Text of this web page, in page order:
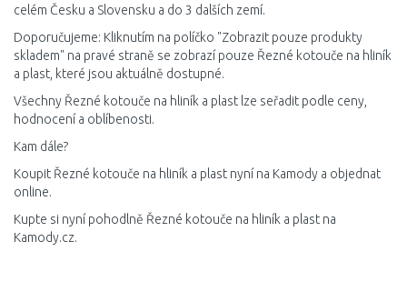
celém Česku a Slovensku a do 3 dalších zemí.
Doporučujeme: Kliknutím na políčko "Zobrazit pouze produkty
skladem" na pravé straně se zobrazí pouze Řezné kotouče na hliník
a plast, které jsou aktuálně dostupné.
Všechny Řezné kotouče na hliník a plast lze seřadit podle ceny,
hodnocení a oblíbenosti.
Kam dále?
Koupit Řezné kotouče na hliník a plast nyní na Kamody a objednat
online.
Kupte si nyní pohodlně Řezné kotouče na hliník a plast na
Kamody.cz.